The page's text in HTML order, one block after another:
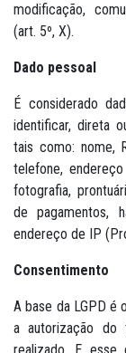
modificação,
(art. 5º, X).
Dado pessoal
É considerado
identificar, direta
tais como: nome,
telefone,
fotografia,
de pagamentos,
endereço de IP
Consentimento
A base da LGPD é
a autorização do